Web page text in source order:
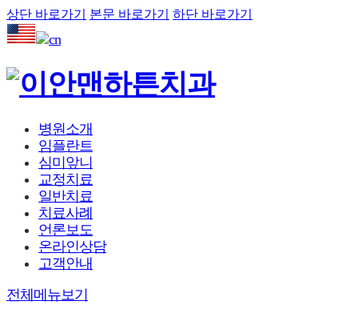
상단 바로가기 본문 바로가기 하단 바로가기
병원소개
임플란트
심미앞니
교정치료
일반치료
치료사례
언론보도
온라인상담
고객안내
전체메뉴보기